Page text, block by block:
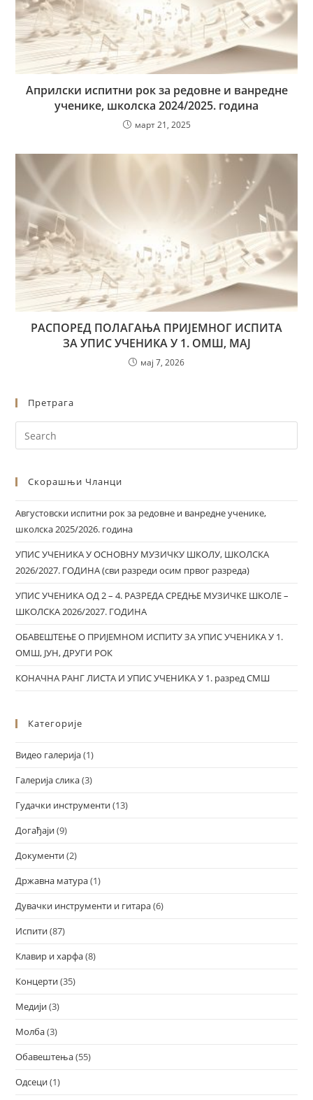
Априлски испитни рок за редовне и ванредне
ученике, школска 2024/2025. година
март 21, 2025
РАСПОРЕД ПОЛАГАЊА ПРИЈЕМНОГ ИСПИТА
ЗА УПИС УЧЕНИКА У 1. ОМШ, МАЈ
мај 7, 2026
Претрага
Скорашњи Чланци
Августовски испитни рок за редовне и ванредне ученике,
школска 2025/2026. година
УПИС УЧЕНИКА У ОСНОВНУ МУЗИЧКУ ШКОЛУ, ШКОЛСКА
2026/2027. ГОДИНА (сви разреди осим првог разреда)
УПИС УЧЕНИКА ОД 2 – 4. РАЗРЕДА СРЕДЊЕ МУЗИЧКЕ ШКОЛЕ –
ШКОЛСКА 2026/2027. ГОДИНА
ОБАВЕШТЕЊЕ О ПРИЈЕМНОМ ИСПИТУ ЗА УПИС УЧЕНИКА У 1.
ОМШ, ЈУН, ДРУГИ РОК
КОНАЧНА РАНГ ЛИСТА И УПИС УЧЕНИКА У 1. разред СМШ
Категорије
Видео галерија(1)
Галерија слика(3)
Гудачки инструменти(13)
Догађаји(9)
Документи(2)
Државна матура(1)
Дувачки инструменти и гитара(6)
Испити(87)
Клавир и харфа(8)
Концерти(35)
Медији(3)
Молба(3)
Обавештења(55)
Одсеци(1)